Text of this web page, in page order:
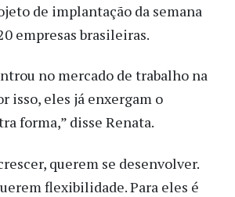
de implantação da semana
empresas brasileiras.
no mercado de trabalho na
isso, eles já enxergam o
forma,” disse Renata.
querem se desenvolver.
flexibilidade. Para eles é